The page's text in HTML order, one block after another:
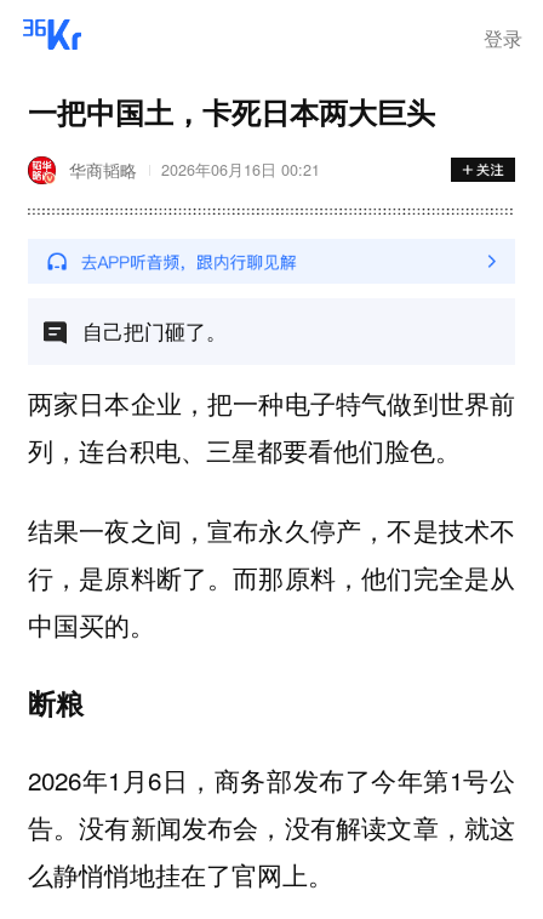
登录
一把中国土，卡死日本两大巨头
华商韬略 2026年06月16日 00:21
自己把门砸了。
两家日本企业，把一种电子特气做到世界前
列，连台积电、三星都要看他们脸色。
结果一夜之间，宣布永久停产，不是技术不
行，是原料断了。而那原料，他们完全是从
中国买的。
断粮
2026年1月6日，商务部发布了今年第1号公
告。没有新闻发布会，没有解读文章，就这
么静悄悄地挂在了官网上。